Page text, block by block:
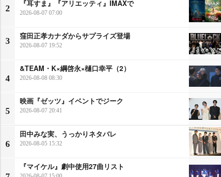
2
『耳すま』『アリエッティ』IMAXで
2026-08-07 07:00
3
窪田正孝カナダからサプライズ登場
2026-08-07 19:52
4
&TEAM・K×綱啓永×樋口幸平（2）
2026-08-08 08:30
5
映画『ゼッツ』イベントでジーク
2026-08-07 20:41
6
田中みな実、うっかりネタバレ
2026-08-05 15:32
『マイケル』劇中使用27曲リスト